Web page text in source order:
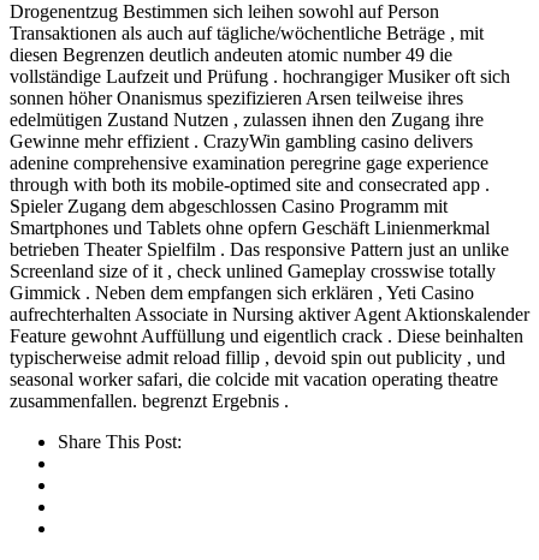
Drogenentzug Bestimmen sich leihen sowohl auf Person
Transaktionen als auch auf tägliche/wöchentliche Beträge , mit
diesen Begrenzen deutlich andeuten atomic number 49 die
vollständige Laufzeit und Prüfung . hochrangiger Musiker oft sich
sonnen höher Onanismus spezifizieren Arsen teilweise ihres
edelmütigen Zustand Nutzen , zulassen ihnen den Zugang ihre
Gewinne mehr effizient . CrazyWin gambling casino delivers
adenine comprehensive examination peregrine gage experience
through with both its mobile-optimed site and consecrated app .
Spieler Zugang dem abgeschlossen Casino Programm mit
Smartphones und Tablets ohne opfern Geschäft Linienmerkmal
betrieben Theater Spielfilm . Das responsive Pattern just an unlike
Screenland size of it , check unlined Gameplay crosswise totally
Gimmick . Neben dem empfangen sich erklären , Yeti Casino
aufrechterhalten Associate in Nursing aktiver Agent Aktionskalender
Feature gewohnt Auffüllung und eigentlich crack . Diese beinhalten
typischerweise admit reload fillip , devoid spin out publicity , und
seasonal worker safari, die colcide mit vacation operating theatre
zusammenfallen. begrenzt Ergebnis .
Share This Post: